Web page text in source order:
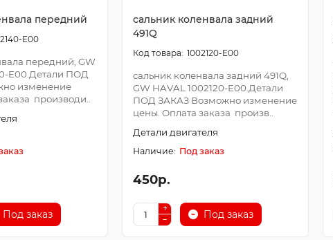
передний
E00
передний, GW
E00.Детали ПОД
изменение
производи..
Под заказ
сальник коленвала задний
491Q
1002120-E00
сальник коленвала задний 491Q,
GW HAVAL 1002120-E00.Детали
ПОД ЗАКАЗ Возможно изменение
цены. Оплата заказа произв..
Детали двигателя
Под заказ
450р.
Под заказ